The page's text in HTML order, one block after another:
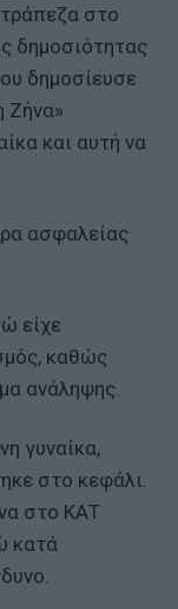
στο
δημοσιότητας
δημοσίευσε
Ζήνα»
και αυτή να
ασφαλείας
είχε
καθώς
ανάληψης.
γυναίκα,
στο κεφάλι.
στο ΚΑΤ
κατά